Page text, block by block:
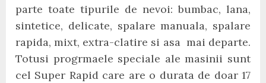
parte toate tipurile de nevoi: bumbac, lana,
sintetice, delicate, spalare manuala, spalare
rapida, mixt, extra-clatire si asa mai departe.
Totusi progrmaele speciale ale masinii sunt
cel Super Rapid care are o durata de doar 17